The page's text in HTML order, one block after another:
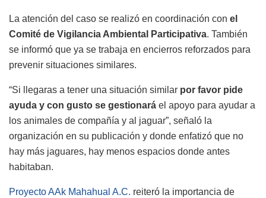
La atención del caso se realizó en coordinación con el
Comité de Vigilancia Ambiental Participativa. También
se informó que ya se trabaja en encierros reforzados para
prevenir situaciones similares.
“Si llegaras a tener una situación similar por favor pide
ayuda y con gusto se gestionará el apoyo para ayudar a
los animales de compañía y al jaguar”, señaló la
organización en su publicación y donde enfatizó que no
hay más jaguares, hay menos espacios donde antes
habitaban.
Proyecto AAk Mahahual A.C. reiteró la importancia de